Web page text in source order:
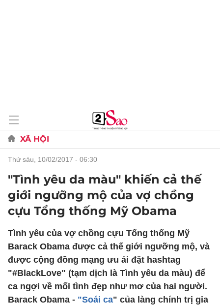
XÃ HỘI
thứ sáu, 10/02/2017 - 06:30
"Tình yêu da màu" khiến cả thế
giới ngưỡng mộ của vợ chồng
cựu Tổng thống Mỹ Obama
Tình yêu của vợ chồng cựu Tổng thống Mỹ
Barack Obama được cả thế giới ngưỡng mộ, và
được cộng đồng mạng ưu ái đặt hashtag
"#BlackLove" (tạm dịch là Tình yêu da màu) để
ca ngợi về mối tình đẹp như mơ của hai người.
Barack Obama - "Soái ca" của làng chính trị gia